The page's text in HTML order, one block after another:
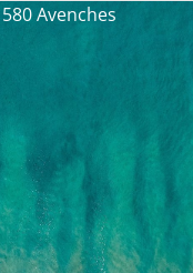
Avenches